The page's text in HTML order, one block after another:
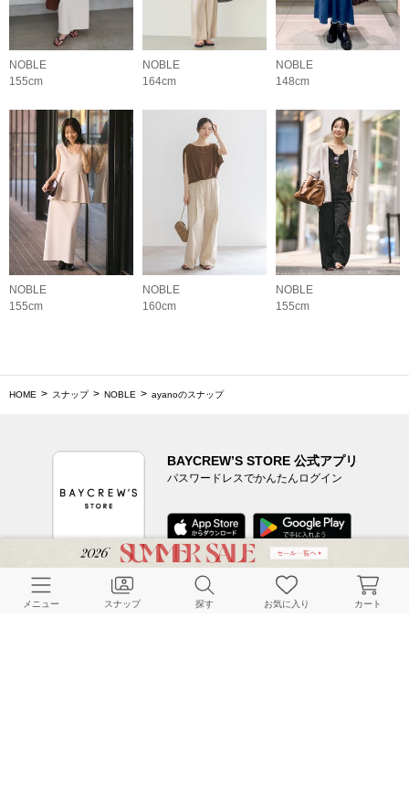
NOBLE
155cm
NOBLE
164cm
NOBLE
148cm
NOBLE
155cm
NOBLE
160cm
NOBLE
155cm
HOME スナップ NOBLE ayanoのスナップ
BAYCREW’S STORE 公式アプリ
パスワードレスでかんたんログイン
CUSTOMER SERVICE
メニュー スナップ 探す お気に入り カート